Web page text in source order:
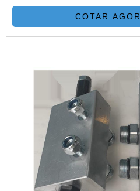
completo para sanar
sobre o produto a ser
quesito é válvulas
benefício e atendimento
COTAR